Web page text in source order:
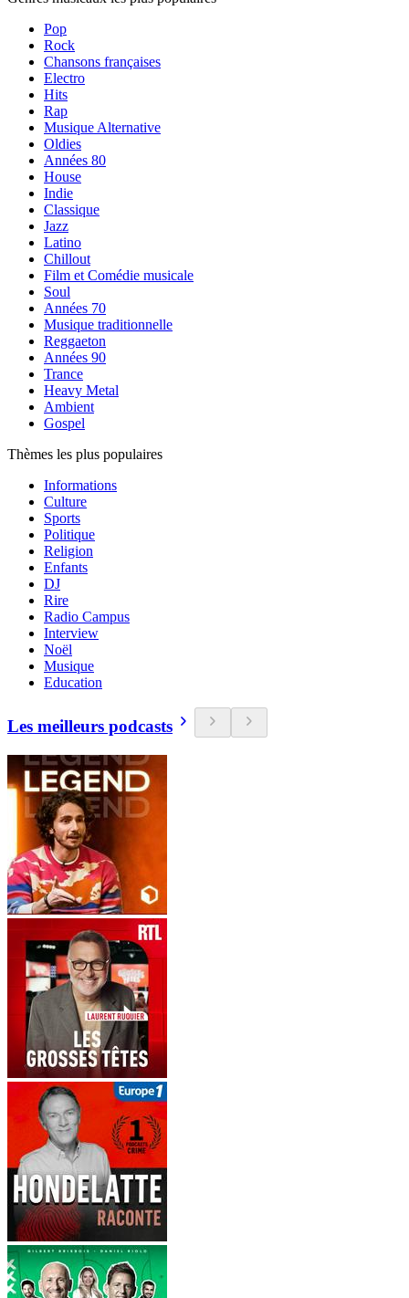
Pop
Rock
Chansons françaises
Electro
Hits
Rap
Musique Alternative
Oldies
Années 80
House
Indie
Classique
Jazz
Latino
Chillout
Film et Comédie musicale
Soul
Années 70
Musique traditionnelle
Reggaeton
Années 90
Trance
Heavy Metal
Ambient
Gospel
Thèmes les plus populaires
Informations
Culture
Sports
Politique
Religion
Enfants
DJ
Rire
Radio Campus
Interview
Noël
Musique
Education
Les meilleurs podcasts